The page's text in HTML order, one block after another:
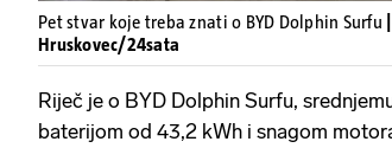
Pet stvar koje treba znati o BYD Dolphin Surfu
Hruskovec/24sata
Riječ je o BYD Dolphin Surfu,
baterijom od 43,2 kWh i snagom